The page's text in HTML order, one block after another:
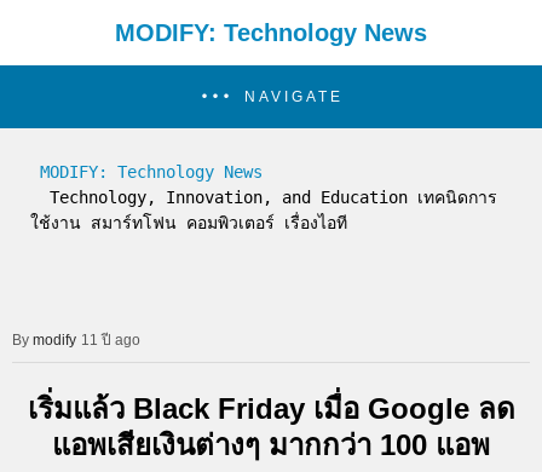
MODIFY: Technology News
NAVIGATE
MODIFY: Technology News
ใช้งาน สมาร์ทโฟน คอมพิวเตอร์ เรื่องไอที
modify 11 ปี ago
เริ่มแล้ว Black Friday เมื่อ Google ลด
แอพเสียเงินต่างๆ มากกว่า 100 แอพ